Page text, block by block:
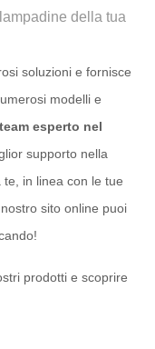
della tua
soluzioni e fornisce
modelli e
team esperto nel
supporto nella
in linea con le tue
sito online puoi
prodotti e scoprire